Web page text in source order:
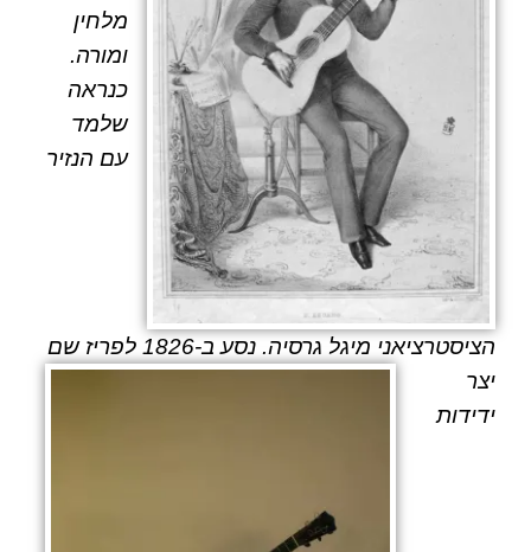
מלחין
ומורה.
כנראה
שלמד
עם הנזיר
הציסטרציאני מיגל גרסיה. נסע ב-1826 לפריז שם
יצר
ידידות